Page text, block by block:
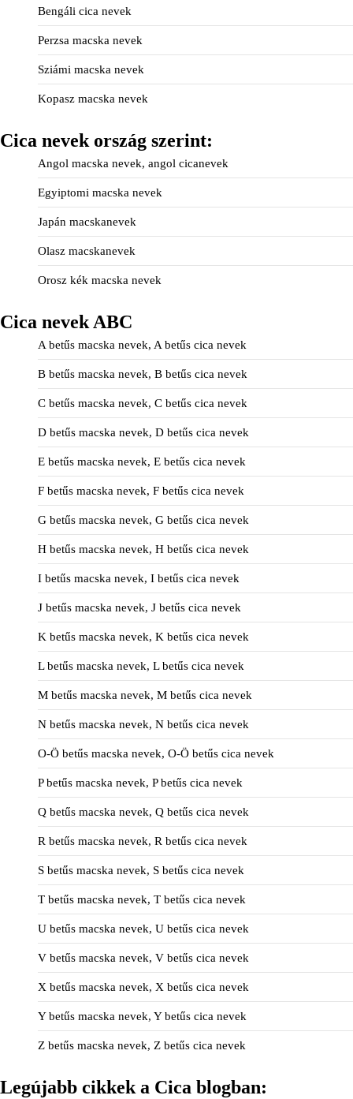
Bengáli cica nevek
Perzsa macska nevek
Sziámi macska nevek
Kopasz macska nevek
Cica nevek ország szerint:
Angol macska nevek, angol cicanevek
Egyiptomi macska nevek
Japán macskanevek
Olasz macskanevek
Orosz kék macska nevek
Cica nevek ABC
A betűs macska nevek, A betűs cica nevek
B betűs macska nevek, B betűs cica nevek
C betűs macska nevek, C betűs cica nevek
D betűs macska nevek, D betűs cica nevek
E betűs macska nevek, E betűs cica nevek
F betűs macska nevek, F betűs cica nevek
G betűs macska nevek, G betűs cica nevek
H betűs macska nevek, H betűs cica nevek
I betűs macska nevek, I betűs cica nevek
J betűs macska nevek, J betűs cica nevek
K betűs macska nevek, K betűs cica nevek
L betűs macska nevek, L betűs cica nevek
M betűs macska nevek, M betűs cica nevek
N betűs macska nevek, N betűs cica nevek
O-Ö betűs macska nevek, O-Ö betűs cica nevek
P betűs macska nevek, P betűs cica nevek
Q betűs macska nevek, Q betűs cica nevek
R betűs macska nevek, R betűs cica nevek
S betűs macska nevek, S betűs cica nevek
T betűs macska nevek, T betűs cica nevek
U betűs macska nevek, U betűs cica nevek
V betűs macska nevek, V betűs cica nevek
X betűs macska nevek, X betűs cica nevek
Y betűs macska nevek, Y betűs cica nevek
Z betűs macska nevek, Z betűs cica nevek
Legújabb cikkek a Cica blogban: